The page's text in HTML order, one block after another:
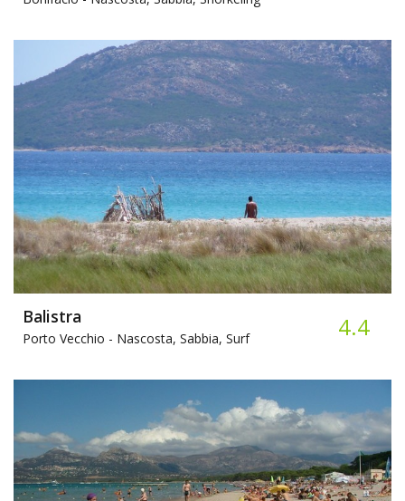
Balistra
Porto Vecchio - Nascosta, Sabbia, Surf 4.4